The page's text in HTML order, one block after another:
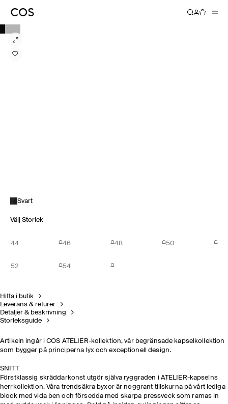
Svart
Välj Storlek
44 46 48 50
52 54
Hitta i butik
Leverans & returer
Detaljer & beskrivning
Storleksguide
Artikeln ingår i COS ATELIER-kollektion, vår begränsade kapselkollektion
som bygger på principerna lyx och exceptionell design. ​
SNITT ​
Förstklassig skräddarkonst utgör själva ryggraden i ATELIER-kapselns
herrkollektion. Våra trendsäkra byxor är noggrant tillskurna på vårt lediga
block med vida ben och försedda med skarpa pressveck som ramas in